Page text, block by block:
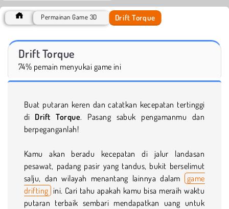
Permainan Game 3D Drift Torque
Drift Torque
74% pemain menyukai game ini
Buat putaran keren dan catatkan kecepatan tertinggi
di Drift Torque. Pasang sabuk pengamanmu dan
berpeganganlah!
Kamu akan beradu kecepatan di jalur landasan
pesawat, padang pasir yang tandus, bukit berselimut
salju, dan wilayah menantang lainnya dalam
game
drifting ini. Cari tahu apakah kamu bisa meraih waktu
putaran terbaik sembari mendapatkan uang untuk